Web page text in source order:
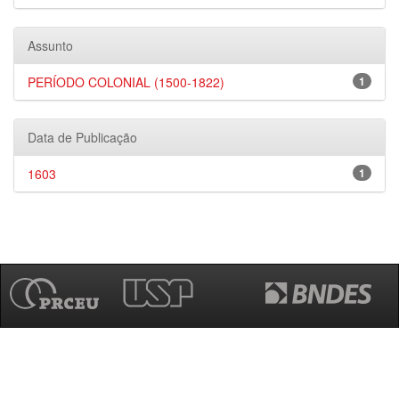
Assunto
1
PERÍODO COLONIAL (1500-1822)
Data de Publicação
1
1603